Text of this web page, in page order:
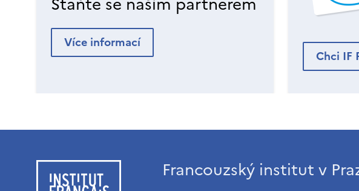
Více informací
Chci IF
Francouzský institut v